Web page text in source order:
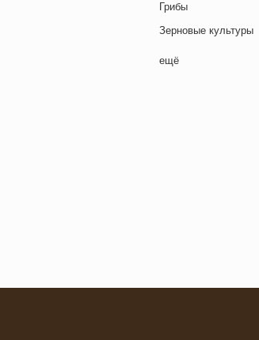
Грибы
Зерновые культуры
Картофель
Свинина
ещё